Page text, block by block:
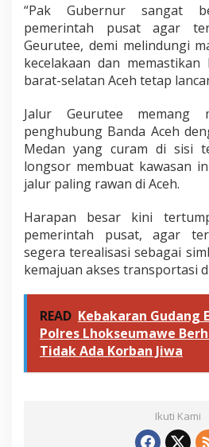
“Pak Gubernur sangat
pemerintah pusat agar
Geurutee, demi melindungi
kecelakaan dan memastikan
barat-selatan Aceh tetap
Jalur Geurutee memang
penghubung Banda Aceh
Medan yang curam di sisi
longsor membuat kawasan
jalur paling rawan di Aceh.
Harapan besar kini
pemerintah pusat, agar
segera terealisasi sebagai
kemajuan akses transportasi
READ Kebakaran Gudang
Polres Lhokseumawe
Tidak Ada Korban Jiwa
Ikuti Kami